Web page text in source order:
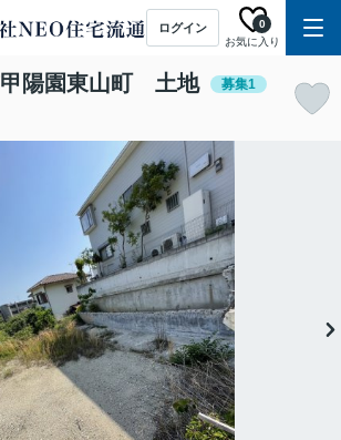
ログイン
お気に入り
0
陽園東山町 土地 募集1